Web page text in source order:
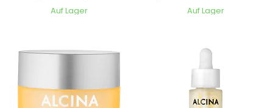
Auf Lager
Auf Lager